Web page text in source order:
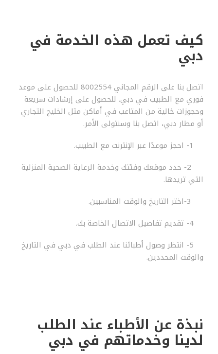
كيف تعمل هذه الخدمة في
دبي
اتصل بنا على الرقم المجاني 8002554 للحصول على موعد
فوري مع الطبيب في دبي. للحصول على إرشادات سريعة
وحجوزات خالية من المتاعب في أماكن مثل الخليج التجاري
أو مطار دبي، اتصل بنا وسنتولى الأمر.
2- حدد موقعك وفئتك وخدمة الرعاية الصحية المنزلية
التي تريدها.
5- انتظر وصول أطبائنا عند الطلب في دبي في التاريخ
والوقت المحددين.
نبذة عن الأطباء عند الطلب
لدينا وخدماتهم في دبي